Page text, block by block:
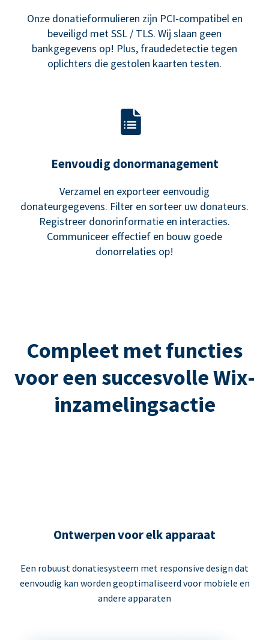
Onze donatieformulieren zijn PCI-compatibel en
beveiligd met SSL / TLS. Wij slaan geen
bankgegevens op! Plus, fraudedetectie tegen
oplichters die gestolen kaarten testen.
Eenvoudig donormanagement
Verzamel en exporteer eenvoudig
donateurgegevens. Filter en sorteer uw donateurs.
Registreer donorinformatie en interacties.
Communiceer effectief en bouw goede
donorrelaties op!
Compleet met functies
voor een succesvolle Wix-
inzamelingsactie
Ontwerpen voor elk apparaat
Een robuust donatiesysteem met responsive design dat
eenvoudig kan worden geoptimaliseerd voor mobiele en
andere apparaten